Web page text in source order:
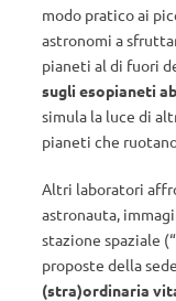
modo pratico ai
astronomi a
pianeti al di fuori
sugli esopianeti
simula la luce di
pianeti che
Altri laboratori
astronauta,
stazione spaziale (“
proposte della
(stra)ordinaria